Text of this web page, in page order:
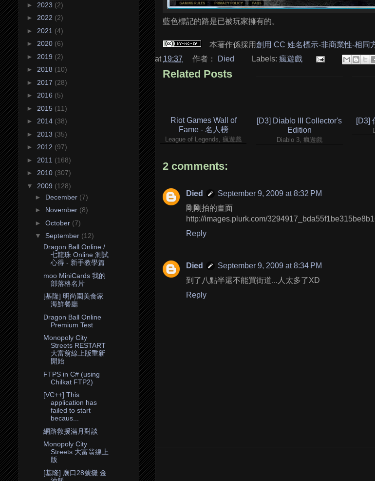
藍色標記的路是已被玩家擁有的。
本著作係採用創用 CC 姓名標示-非商業性-相同
at 19:37 作者： Died Labels: 瘋遊戲
Related Posts
Riot Games Wall of
Fame - 名人榜
League of Legends, 瘋遊戲
[D3] Diablo III Collector's
Edition
Diablo 3, 瘋遊戲
[D3]
2 comments:
Died
September 9, 2009 at 8:32 PM
剛剛拍的畫面
http://images.plurk.com/
Reply
Died
September 9, 2009 at 8:34 PM
到了八點半還不能買街道...人太多了XD
Reply
► 2023 (2)
► 2022 (2)
► 2021 (4)
► 2020 (6)
► 2019 (2)
► 2018 (10)
► 2017 (28)
► 2016 (5)
► 2015 (11)
► 2014 (38)
► 2013 (35)
► 2012 (97)
► 2011 (168)
► 2010 (307)
▼ 2009 (128)
► December (7)
► November (8)
► October (7)
▼ September (12)
Dragon Ball Online /
七龍珠 Online 測試
心得 - 新手教學篇
moo MiniCards 我的
部落格名片
[基隆] 明尚園美食家
海鮮餐廳
Dragon Ball Online
Premium Test
Monopoly City
Streets RESTART
大富翁線上版重新
開始
FTPS in C# (using
Chilkat FTP2)
[VC++] This
application has
failed to start
becaus...
網路救援滿月對談
Monopoly City
Streets 大富翁線上
版
[基隆] 廟口28號攤 金